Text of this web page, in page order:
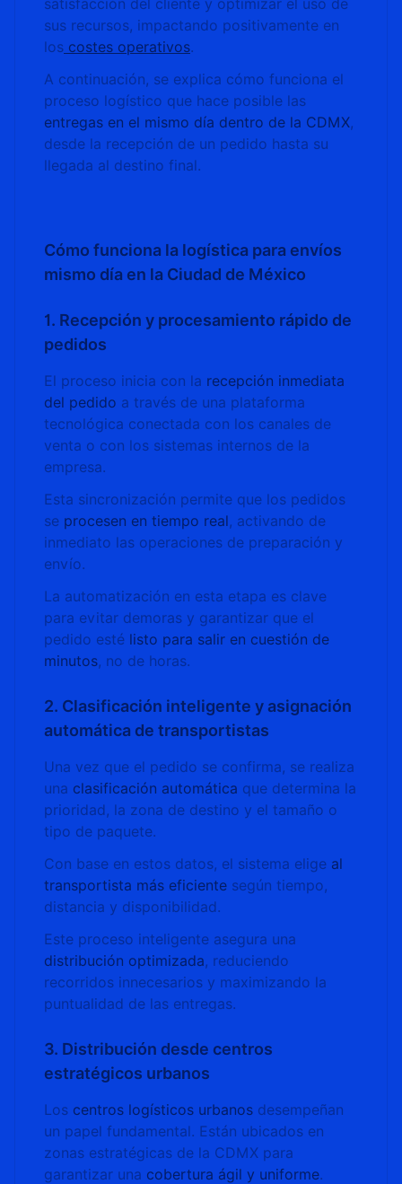
satisfacción del cliente y optimizar el uso de
sus recursos, impactando positivamente en
los costes operativos.
A continuación, se explica cómo funciona el
proceso logístico que hace posible las
entregas en el mismo día dentro de la CDMX,
desde la recepción de un pedido hasta su
llegada al destino final.
Cómo funciona la logística para envíos
mismo día en la Ciudad de México
1. Recepción y procesamiento rápido de
pedidos
El proceso inicia con la recepción inmediata
del pedido a través de una plataforma
tecnológica conectada con los canales de
venta o con los sistemas internos de la
empresa.
Esta sincronización permite que los pedidos
se procesen en tiempo real, activando de
inmediato las operaciones de preparación y
envío.
La automatización en esta etapa es clave
para evitar demoras y garantizar que el
pedido esté listo para salir en cuestión de
minutos, no de horas.
2. Clasificación inteligente y asignación
automática de transportistas
Una vez que el pedido se confirma, se realiza
una clasificación automática que determina la
prioridad, la zona de destino y el tamaño o
tipo de paquete.
Con base en estos datos, el sistema elige al
transportista más eficiente según tiempo,
distancia y disponibilidad.
Este proceso inteligente asegura una
distribución optimizada, reduciendo
recorridos innecesarios y maximizando la
puntualidad de las entregas.
3. Distribución desde centros
estratégicos urbanos
Los centros logísticos urbanos desempeñan
un papel fundamental. Están ubicados en
zonas estratégicas de la CDMX para
garantizar una cobertura ágil y uniforme.